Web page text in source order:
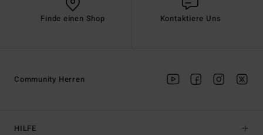
Finde einen Shop Kontaktiere Uns
HILFE
Community Herren